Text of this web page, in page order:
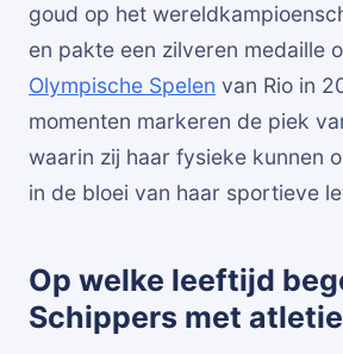
goud op het
en pakte een zilveren medaille
Olympische Spelen van Rio in
momenten markeren de piek
waarin zij haar fysieke kunnen
in de bloei van haar sportieve
Op welke leeftijd
Schippers met